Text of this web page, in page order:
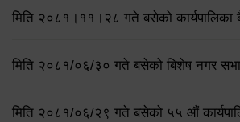
मिति २०८१।११।२८ गते बसेको कार्यपालिका
मिति २०८१/०६/३० गते बसेको बिशेष नगर
मिति २०८१/०६/२९ गते बसेको ५५ औं